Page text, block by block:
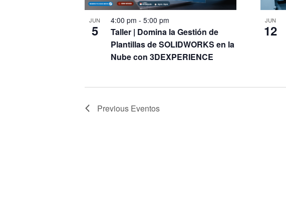
JUN
5
4:00 pm - 5:00 pm
Taller | Domina la Gestión de
Plantillas de SOLIDWORKS en la
Nube con 3DEXPERIENCE
JUN
12
Previous Eventos